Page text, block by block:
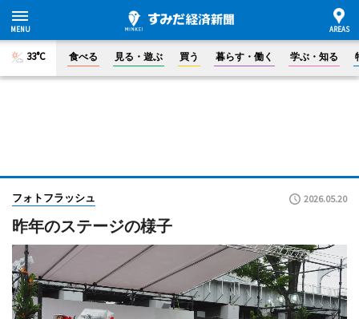
33°C 食べる 見る・遊ぶ 買う 暮らす・働く 学ぶ・知る
フォトフラッシュ 2026.05.20
昨年のステージの様子